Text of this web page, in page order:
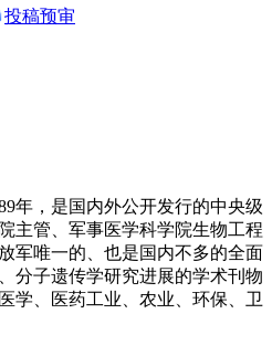
投稿预审
年，是国内外公开发行的中央级
主管、军事医学科学院生物工程
军唯一的、也是国内不多的全面
分子遗传学研究进展的学术刊物
学、医药工业、农业、环保、卫